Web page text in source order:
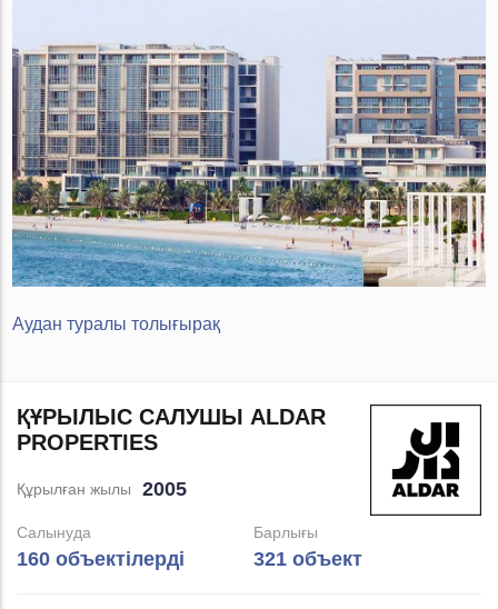
Аудан туралы толығырақ
ҚҰРЫЛЫС САЛУШЫ ALDAR
PROPERTIES
Құрылған жылы 2005
Салынуда
160 объектілерді
Барлығы
321 объект